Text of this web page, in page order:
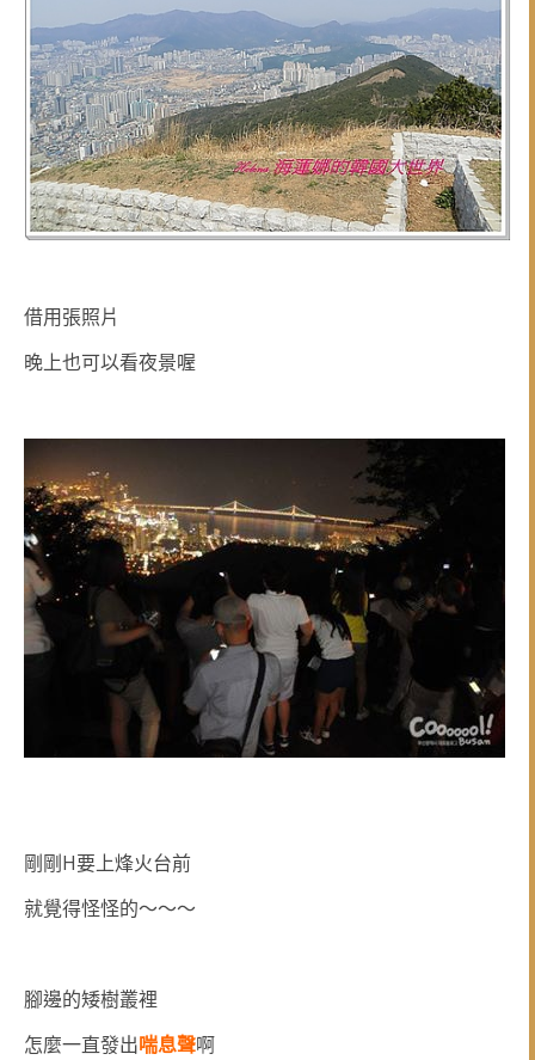
借用張照片
晚上也可以看夜景喔
剛剛H要上烽火台前
就覺得怪怪的～～～
腳邊的矮樹叢裡
怎麼一直發出喘息聲啊